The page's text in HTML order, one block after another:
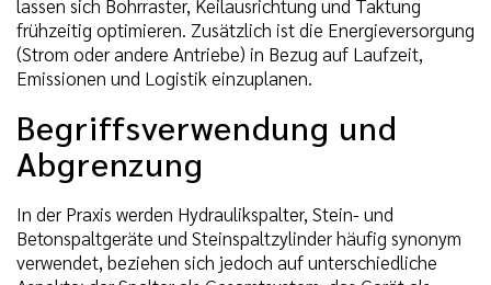
lassen sich Bohrraster, Keilausrichtung und Taktung
frühzeitig optimieren. Zusätzlich ist die Energieversorgung
(Strom oder andere Antriebe) in Bezug auf Laufzeit,
Emissionen und Logistik einzuplanen.
Begriffsverwendung und
Abgrenzung
In der Praxis werden Hydraulikspalter, Stein- und
Betonspaltgeräte und Steinspaltzylinder häufig synonym
verwendet, beziehen sich jedoch auf unterschiedliche